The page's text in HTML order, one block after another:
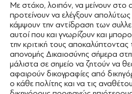
Με στόχο, λοιπόν, να μείνουν στο
προτείνουν να ελέγξουν
κάμψουν την αντίδραση των
αυτοί που και γνωρίζουν και
την κριτική τους αποκαλύπτοντας
απονομής Δικαιοσύνης σήμερα
μάλιστα σε σημείο να ζητούν να
αφαιρούν δικογραφίες από
ο κάθε πολίτης και να τις